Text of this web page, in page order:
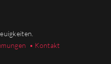
• Kontakt